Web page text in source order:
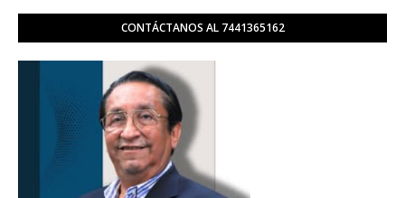
CONTÁCTANOS AL 7441365162